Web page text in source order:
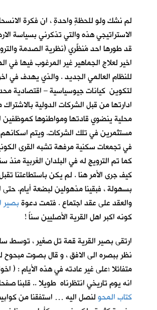
لم نشك ولو للحظةٍ واحدةٍ ، ان فكرة
الاستراتيجي هذه والتي تذكرني بسياسة
قد طورها احد مُنظِّري (نظرية الصدمة
اخير لعلاج الجماهير غير المرغوب فيها في
للنظام العالمي الجديد . والذي يهدف في
لتكوين كيانات جيوسياسية – اقتصادية
ادارتها من قبل الشركات الدولية
محلية ينضوي قادتها ومواطنوها كموظفين
مستثمرين في تلك الشركات. ويتم
في تجمعات سكنية مرفهة تشبه القرى
كما تم الترويج له في البلدان الغربية منذ
كيف جرى الأمر هنا . لم يكن باستطاعتنا
بسهولة ، فبقينا مذهولين لبضعة أيام.
والعقد على عقد اجتماع . فتمت دعوةبصير
كونه اكبر اهل القرية الأصليين سناً !
ارتقى بصير القرية قمة تل صغير ، توسط
نظر ببصره الى الافق ، و قال بصوت مبحوح
متفائلا ؛على غير عادته في هذه الأيام : (
انه يوم تاريخي انتظرناه طويلا .. قلبنا
كتاب المحولنصل اليه … استفقنا من